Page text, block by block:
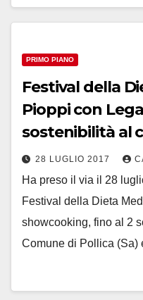
PRIMO PIANO
Festival della
Pioppi con
sostenibilità al
28 LUGLIO 2017
Ha preso il via il 28
Festival della Dieta
showcooking, fino al 2
Comune di Pollica